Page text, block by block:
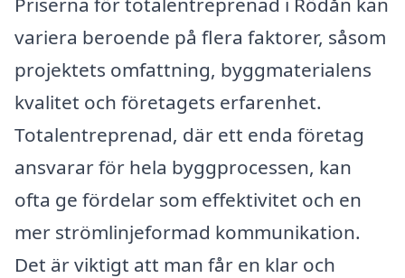
variera beroende på flera faktorer, såsom
projektets omfattning, byggmaterialens
kvalitet och företagets erfarenhet.
Totalentreprenad, där ett enda företag
ansvarar för hela byggprocessen, kan
ofta ge fördelar som effektivitet och en
mer strömlinjeformad kommunikation.
Det är viktigt att man får en klar och